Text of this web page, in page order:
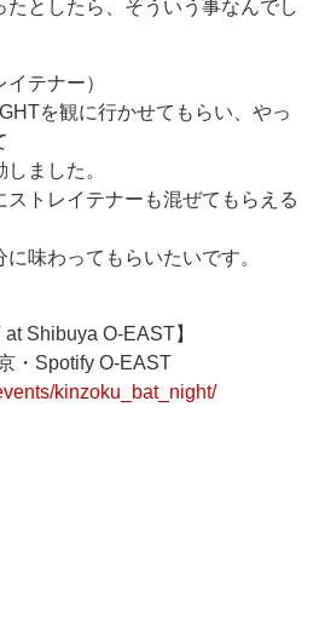
たとしたら、そういう事なんでし
テナー）
を観に行かせてもらい、やっ
ました。
ストレイテナーも混ぜてもらえる
味わってもらいたいです。
Shibuya O-EAST】
・Spotify O-EAST
kinzoku_bat_night/